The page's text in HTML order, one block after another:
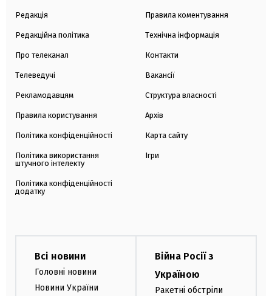
Редакція
Редакційна політика
Про телеканал
Телеведучі
Рекламодавцям
Правила користування
Політика конфіденційності
Політика використання
штучного інтелекту
Політика конфіденційності
додатку
Правила коментування
Технічна інформація
Контакти
Вакансії
Структура власності
Архів
Карта сайту
Ігри
Всі новини
Головні новини
Новини України
Війна Росії з
Україною
Ракетні обстріли